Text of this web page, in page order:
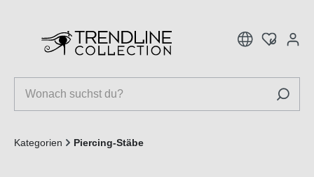
Kategorien Piercing-Stäbe